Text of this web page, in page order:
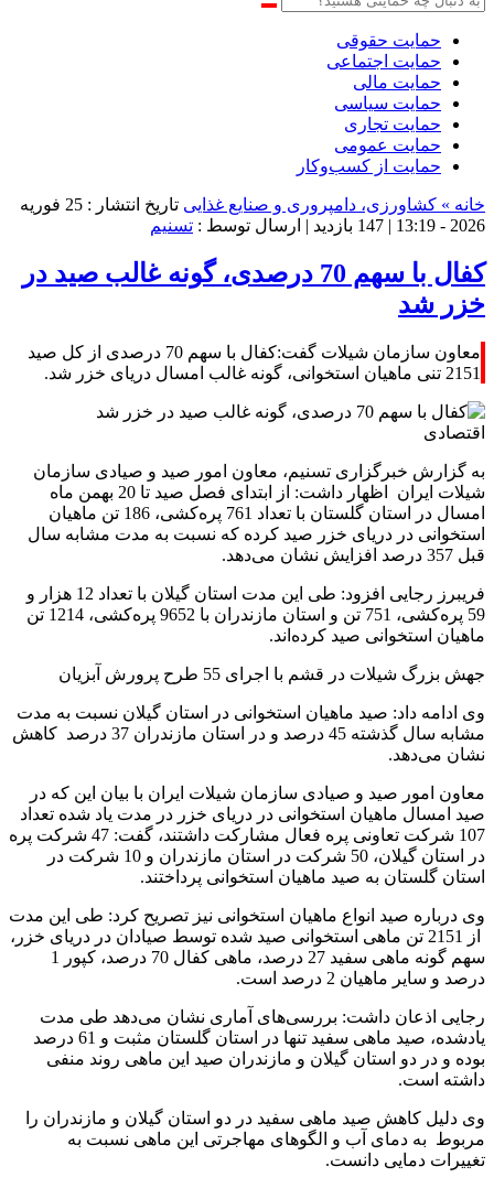
حمایت حقوقی
حمایت اجتماعی
حمایت مالی
حمایت سیاسی
حمایت تجاری
حمایت عمومی
حمایت از کسب‌وکار
خانه » کشاورزی، دامپروری و صنایع غذایی
تاریخ انتشار : 25 فوریه
2026 - 13:19 |
147 بازدید | ارسال توسط : تسنیم
کفال با سهم 70 درصدی، گونه غالب صید در
خزر شد
معاون سازمان شیلات گفت:کفال با سهم 70 درصدی از کل صید
2151 تنی ماهیان استخوانی، گونه غالب امسال دریای خزر شد.
اقتصادی
به گزارش خبرگزاری تسنیم، معاون امور صید و صیادی سازمان
شیلات ایران اظهار داشت: از ابتدای فصل صید تا 20 بهمن ماه
امسال در استان گلستان با تعداد 761 پره‌کشی، 186 تن ماهیان
استخوانی در دریای خزر صید کرده که نسبت به مدت مشابه سال
قبل 357 درصد افزایش نشان می‌دهد.
فریبرز رجایی افزود: طی این مدت استان گیلان با تعداد 12 هزار و
59 پره‌کشی، 751 تن و استان مازندران با 9652 پره‌کشی، 1214 تن
ماهیان استخوانی صید کرده‌اند.
جهش بزرگ شیلات در قشم با اجرای 55 طرح پرورش آبزیان
وی ادامه داد: صید ماهیان استخوانی در استان گیلان نسبت به مدت
مشابه سال گذشته 45 درصد و در استان مازندران 37 درصد کاهش
نشان می‌دهد.
معاون امور صید و صیادی سازمان شیلات ایران با بیان این که در
صید امسال ماهیان استخوانی در دریای خزر در مدت یاد شده تعداد
107 شرکت تعاونی پره فعال مشارکت داشتند، گفت: 47 شرکت پره
در استان گیلان، 50 شرکت در استان مازندران و 10 شرکت در
استان گلستان به صید ماهیان استخوانی پرداختند.
وی درباره صید انواع ماهیان استخوانی نیز تصریح کرد: طی این مدت
از 2151 تن ماهی استخوانی صید شده توسط صیادان در دریای خزر،
سهم گونه ماهی سفید 27 درصد، ماهی کفال 70 درصد، کپور 1
درصد و سایر ماهیان 2 درصد است.
رجایی اذعان داشت: بررسی‌های آماری نشان می‌دهد طی مدت
یادشده، صید ماهی سفید تنها در استان گلستان مثبت و 61 درصد
بوده و در دو استان گیلان و مازندران صید این ماهی روند منفی
داشته است.
وی دلیل کاهش صید ماهی سفید در دو استان گیلان و مازندران را
مربوط به دمای آب و الگوهای مهاجرتی این ماهی نسبت به
تغییرات دمایی دانست.